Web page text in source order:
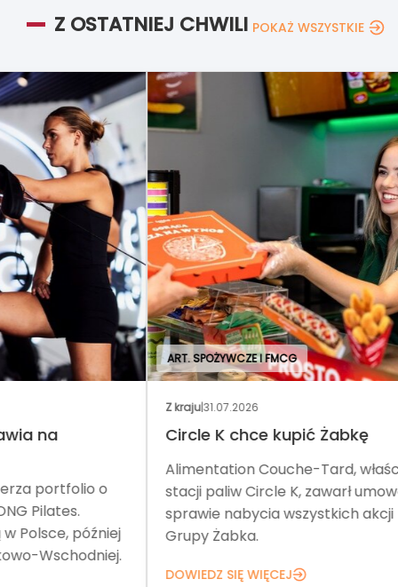
Z OSTATNIEJ CHWILI POKAŻ WSZYSTKIE
ART. SPOŻYWCZE I FMCG
Circle K chce kupić Żabkę
Alimentation Couche-Tard, właściciel
stacji paliw Circle K, zawarł umowę w
sprawie nabycia wszystkich akcji
Grupy Żabka.
DOWIEDZ SIĘ WIĘCEJ